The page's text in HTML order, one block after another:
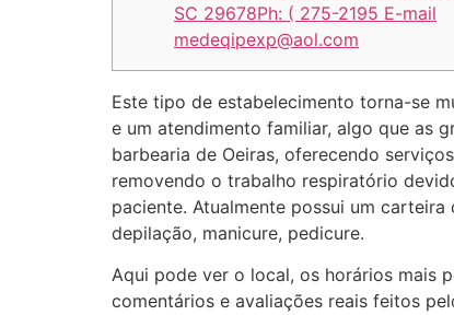
SC 29678Ph: ( 275-2195 E-mail
medeqipexp@aol.com
Este tipo de estabelecimento torna-se
e um atendimento familiar, algo que as
barbearia de Oeiras, oferecendo
removendo o trabalho respiratório
paciente. Atualmente possui um
depilação, manicure, pedicure.
Aqui pode ver o local, os horários mais
comentários e avaliações reais feitos